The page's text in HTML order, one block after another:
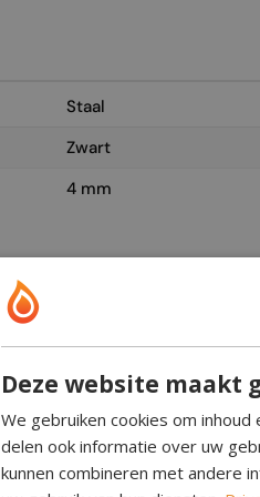
Staal
Zwart
4 mm
6,2 kW
Deze website maakt
We gebruiken cookies om
delen ook informatie over uw
kunnen combineren met andere